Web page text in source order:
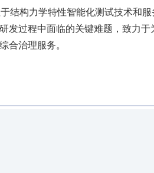
结构力学特性智能化测试技术和
发过程中面临的关键难题，致力
合治理服务。